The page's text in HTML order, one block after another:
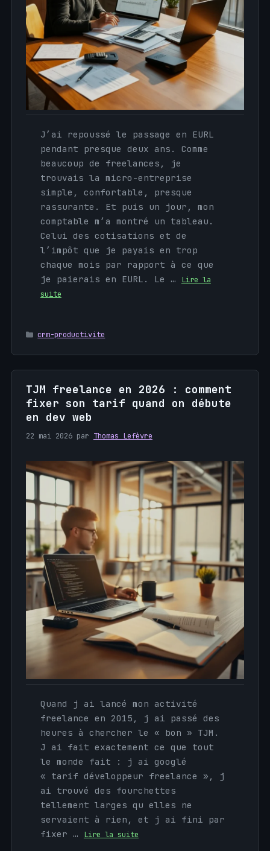
J’ai repoussé le passage en EURL
pendant presque deux ans. Comme
beaucoup de freelances, je
trouvais la micro-entreprise
simple, confortable, presque
rassurante. Et puis un jour, mon
comptable m’a montré un tableau.
Celui des cotisations et de
l’impôt que je payais en trop
chaque mois par rapport à ce que
je paierais en EURL. Le …
Lire la
suite
Catégories
crm-productivite
TJM freelance en 2026 : comment
fixer son tarif quand on débute
en dev web
22 mai 2026 par Thomas Lefèvre
Quand j ai lancé mon activité
freelance en 2015, j ai passé des
heures à chercher le « bon » TJM.
J ai fait exactement ce que tout
le monde fait : j ai googlé
« tarif développeur freelance », j
ai trouvé des fourchettes
tellement larges qu elles ne
servaient à rien, et j ai fini par
fixer …
Lire la suite